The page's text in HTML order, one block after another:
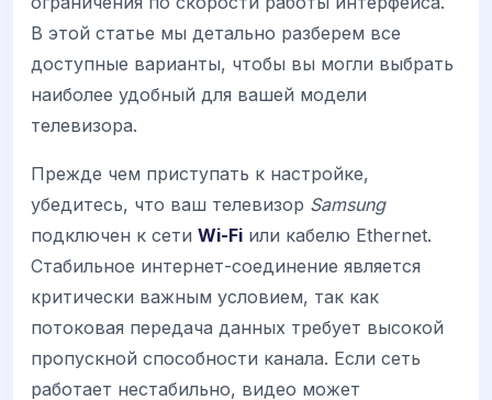
В этой статье мы детально разберем все
доступные варианты, чтобы вы могли выбрать
наиболее удобный для вашей модели
телевизора.
Прежде чем приступать к настройке,
убедитесь, что ваш телевизор Samsung
подключен к сети Wi-Fi или кабелю Ethernet.
Стабильное интернет-соединение является
критически важным условием, так как
потоковая передача данных требует высокой
пропускной способности канала. Если сеть
работает нестабильно, видео может